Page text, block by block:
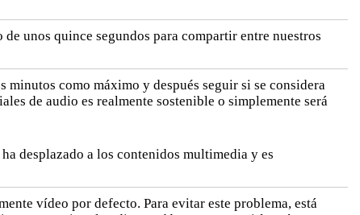
unos quince segundos para compartir entre nuestros
minutos como máximo y después seguir si se considera
de audio es realmente sostenible o simplemente será
desplazado a los contenidos multimedia y es
vídeo por defecto. Para evitar este problema, está